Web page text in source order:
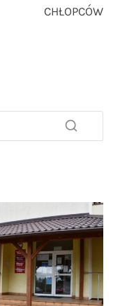
CHŁOPCÓW